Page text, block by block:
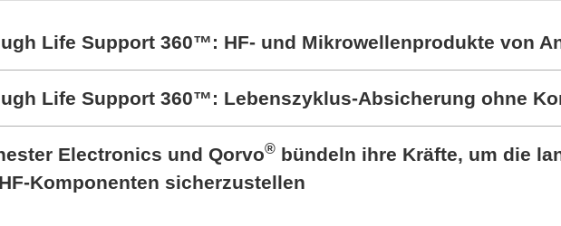
Life Support 360™: HF- und Mikrowellenprodukte von
Life Support 360™: Lebenszyklus-Absicherung ohne
Electronics und Qorvo® bündeln ihre Kräfte, um die
Komponenten sicherzustellen